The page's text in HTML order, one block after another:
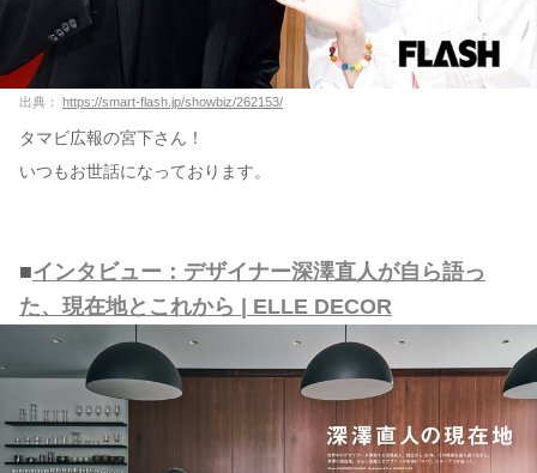
出典： https://smart-flash.jp/showbiz/262153/
タマビ広報の宮下さん！
いつもお世話になっております。
■インタビュー：デザイナー深澤直人が自ら語っ
た、現在地とこれから | ELLE DECOR